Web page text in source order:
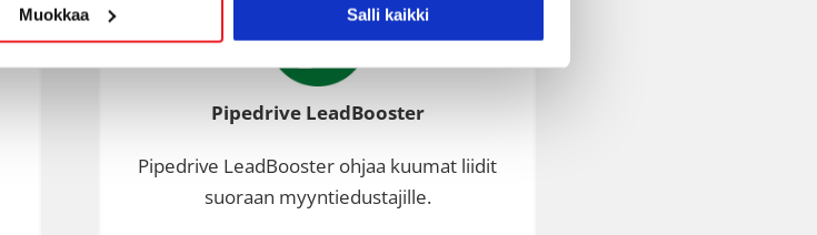
Muokkaa Salli kaikki
Pipedrive LeadBooster
Pipedrive LeadBooster ohjaa kuumat liidit
suoraan myyntiedustajille.